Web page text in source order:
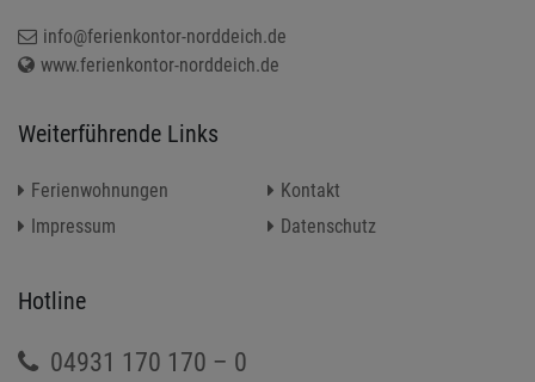
info@ferienkontor-norddeich.de
www.ferienkontor-norddeich.de
Weiterführende Links
Ferienwohnungen
Kontakt
Impressum
Datenschutz
Hotline
04931 170 170 – 0